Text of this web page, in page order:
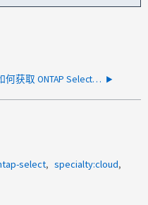
如何获取 ONTAP Select 9.17.1 及更高版本的 Snapmirror 云许可证
select
specialty:cloud